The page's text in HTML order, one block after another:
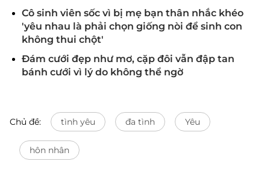
Cô sinh viên sốc vì bị mẹ bạn thân nhắc khéo
'yêu nhau là phải chọn giống nòi để sinh con
không thui chột'
Đám cưới đẹp như mơ, cặp đôi vẫn đập tan
bánh cưới vì lý do không thể ngờ
Chủ đề: tình yêu đa tình Yêu
hôn nhân